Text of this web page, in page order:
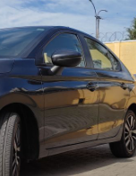
com os Termos